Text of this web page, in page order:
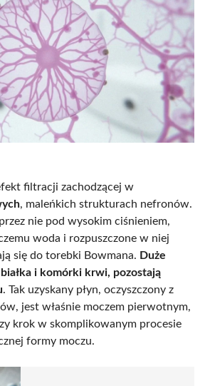
filtracji zachodzącej w
, maleńkich strukturach nefronów.
nie pod wysokim ciśnieniem,
woda i rozpuszczone w niej
się do torebki Bowmana. Duże
i komórki krwi, pozostają
. Tak uzyskany płyn, oczyszczony z
jest właśnie moczem pierwotnym,
krok w skomplikowanym procesie
formy moczu.